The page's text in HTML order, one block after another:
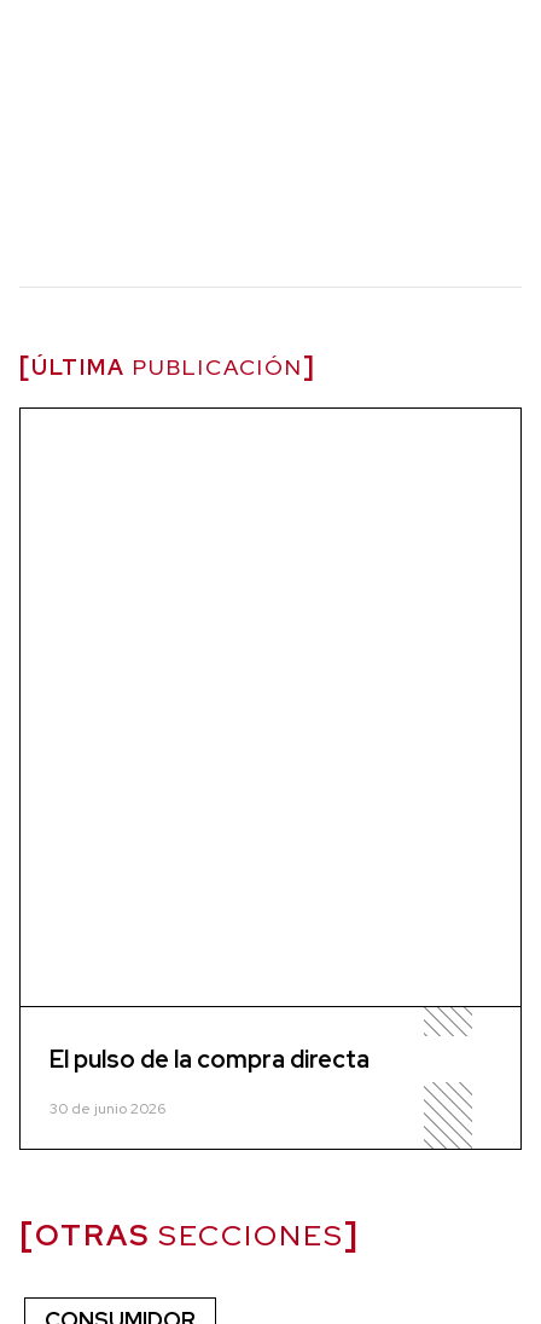
ÚLTIMA PUBLICACIÓN
El pulso de la compra directa
30 de junio 2026
OTRAS SECCIONES